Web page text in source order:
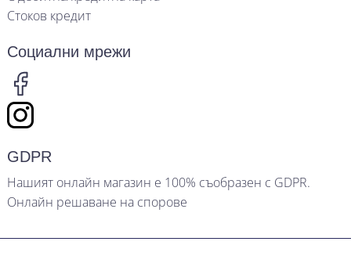
Стоков кредит
Социални мрежи
GDPR
Нашият онлайн магазин е 100% съобразен с GDPR.
Онлайн решаване на спорове